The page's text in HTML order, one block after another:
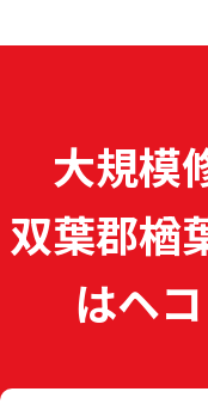
大規模
双葉郡楢
はヘ